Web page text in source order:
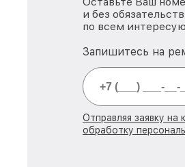
и без
по всем
Запишитесь на
Отправляя заявку
обработку